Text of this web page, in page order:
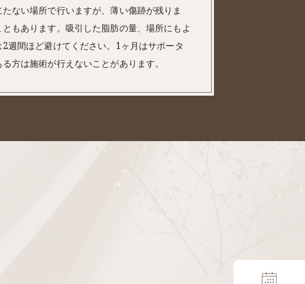
ない場所で⾏いますが、薄い傷跡が残りま
もあります。吸引した脂肪の量、場所にもよ
週間ほど避けてください。1ヶ⽉はサポータ
⽅は施術が⾏えないことがあります。